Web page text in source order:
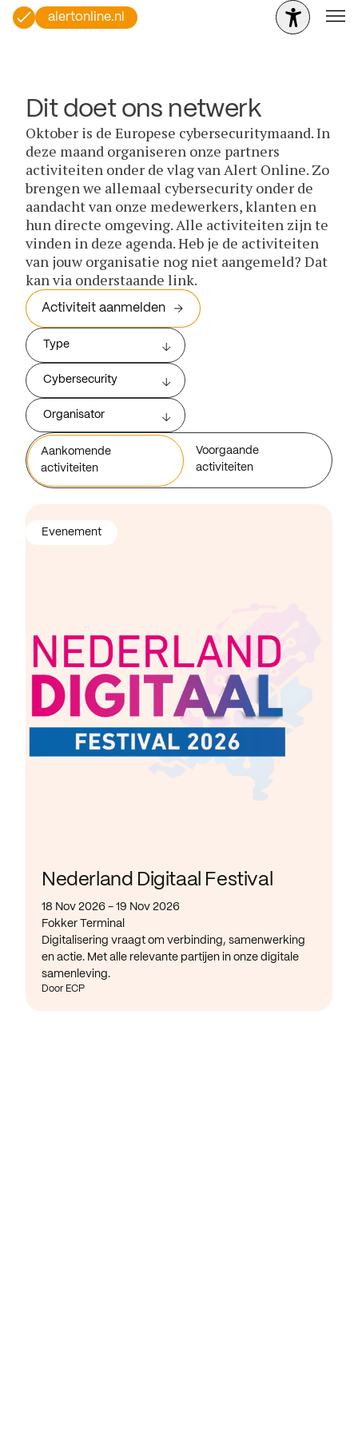
alertonline.nl
Dit doet ons netwerk
Oktober is de Europese cybersecuritymaand. In
deze maand organiseren onze partners
activiteiten onder de vlag van Alert Online. Zo
brengen we allemaal cybersecurity onder de
aandacht van onze medewerkers, klanten en
hun directe omgeving. Alle activiteiten zijn te
vinden in deze agenda. Heb je de activiteiten
van jouw organisatie nog niet aangemeld? Dat
kan via onderstaande link.
Activiteit aanmelden
Type
Cybersecurity
Organisator
Aankomende
activiteiten
Voorgaande
activiteiten
Nederland Digitaal Festival
18 Nov 2026 - 19 Nov 2026
Fokker Terminal
Digitalisering vraagt om verbinding, samenwerking
en actie. Met alle relevante partijen in onze digitale
samenleving.
Door ECP
Evenement